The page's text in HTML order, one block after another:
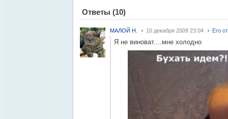
Ответы (10)
МАЛОЙ Н. 10 декабря 2009 23:04 Его
Я не виноват....мне холодно